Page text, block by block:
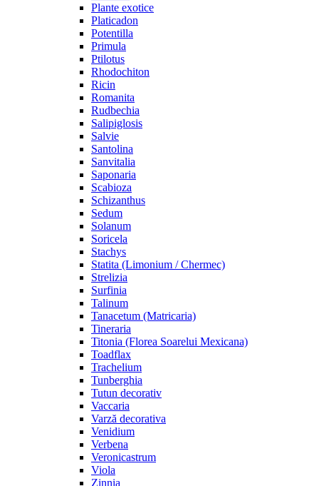
Plante exotice
Platicadon
Potentilla
Primula
Ptilotus
Rhodochiton
Ricin
Romanita
Rudbechia
Salipiglosis
Salvie
Santolina
Sanvitalia
Saponaria
Scabioza
Schizanthus
Sedum
Solanum
Soricela
Stachys
Statita (Limonium / Chermec)
Strelizia
Surfinia
Talinum
Tanacetum (Matricaria)
Tineraria
Titonia (Florea Soarelui Mexicana)
Toadflax
Trachelium
Tunberghia
Tutun decorativ
Vaccaria
Varză decorativa
Venidium
Verbena
Veronicastrum
Viola
Zinnia